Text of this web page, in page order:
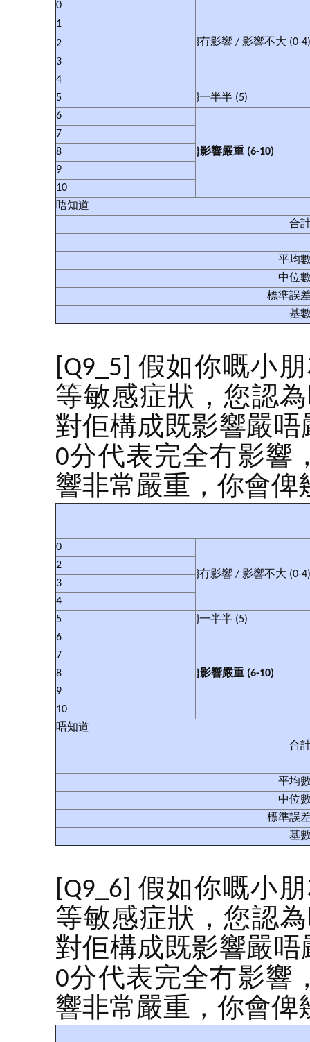
0
}冇影響 / 影響不大 (0-4)
1
2
3
4
5
}一半半 (5)
6
}影響嚴重 (6-10)
7
8
9
10
唔知道
合
平均
中位
標準誤
基
[Q9_5] 假如你嘅小
等敏感症狀，您認
對佢構成既影響嚴
0分代表完全冇影響
響非常嚴重，你會俾
0
}冇影響 / 影響不大 (0-4)
2
3
4
5
}一半半 (5)
6
}影響嚴重 (6-10)
7
8
9
10
唔知道
合
平均
中位
標準誤
基
[Q9_6] 假如你嘅小
等敏感症狀，您認
對佢構成既影響嚴
0分代表完全冇影響
響非常嚴重，你會俾